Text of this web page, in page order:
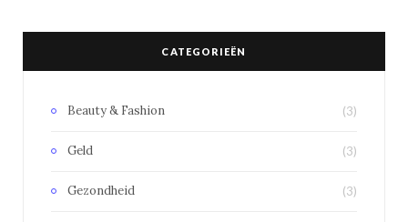
CATEGORIEËN
Beauty & Fashion (3)
Geld (3)
Gezondheid (3)